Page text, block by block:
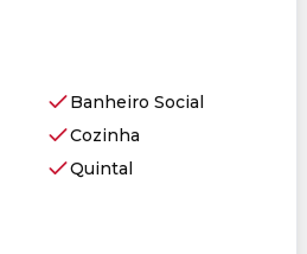
Banheiro Social
Cozinha
Quintal